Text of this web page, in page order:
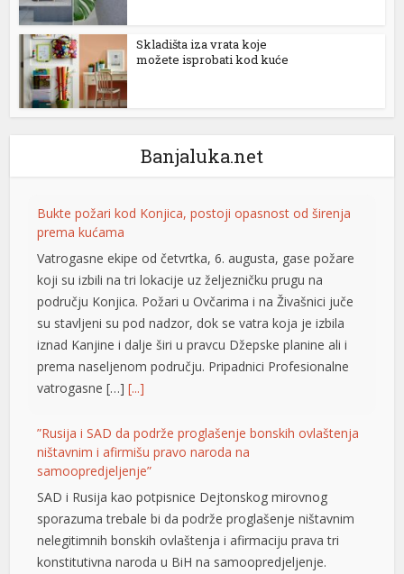
Skladišta iza vrata koje
možete isprobati kod kuće
Banjaluka.net
Bukte požari kod Konjica, postoji opasnost od širenja
prema kućama
Vatrogasne ekipe od četvrtka, 6. augusta, gase požare
koji su izbili na tri lokacije uz željezničku prugu na
području Konjica. Požari u Ovčarima i na Živašnici juče
su stavljeni su pod nadzor, dok se vatra koja je izbila
iznad Kanjine i dalje širi u pravcu Džepske planine ali i
prema naseljenom području. Pripadnici Profesionalne
vatrogasne […][...]
”Rusija i SAD da podrže proglašenje bonskih ovlaštenja
ništavnim i afirmišu pravo naroda na
samoopredjeljenje”
SAD i Rusija kao potpisnice Dejtonskog mirovnog
sporazuma trebale bi da podrže proglašenje ništavnim
nelegitimnih bonskih ovlaštenja i afirmaciju prava tri
konstitutivna naroda u BiH na samoopredjeljenje.